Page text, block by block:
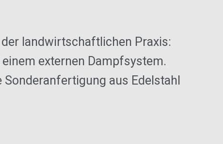
landwirtschaftlichen Praxis:
externen Dampfsystem.
aus Edelstahl